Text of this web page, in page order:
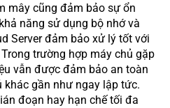
mây cũng đảm bảo sự ổn
năng sử dụng bộ nhớ và
Server đảm bảo xử lý tốt với
trường hợp máy chủ gặp
vẫn được đảm bảo an toàn
khác gần như ngay lập tức.
đoạn hay hạn chế tối đa